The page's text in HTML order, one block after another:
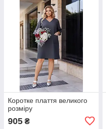
Коротке плаття великого
розміру
905 ₴